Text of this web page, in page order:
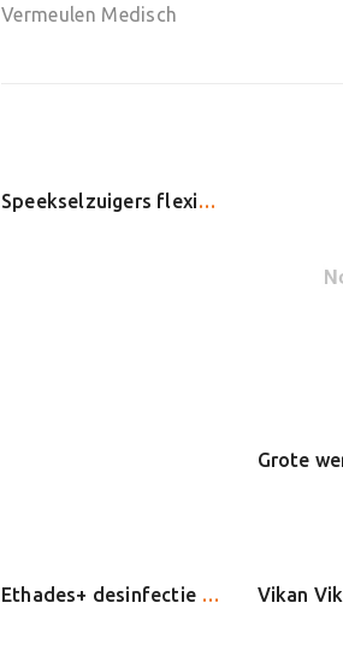
Vermeulen Medisch
Speekselzuigers flexibel, 13cm, met afneemb. tip (100), blauw of transparant
Ethades+ desinfectie gel 5 L. (20029) 70% alcohol